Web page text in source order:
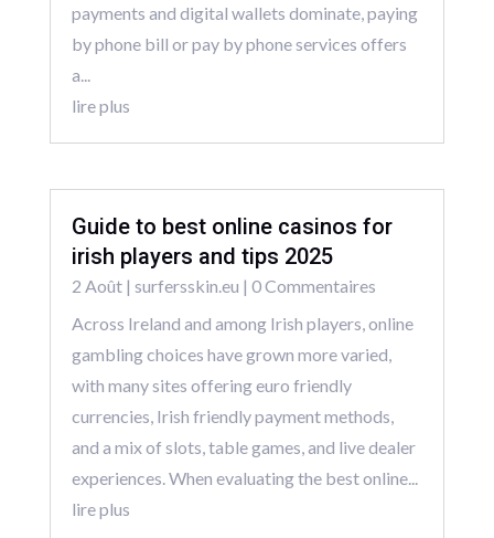
payments and digital wallets dominate, paying
by phone bill or pay by phone services offers
a...
lire plus
Guide to best online casinos for
irish players and tips 2025
2 Août| surfersskin.eu | 0 Commentaires
Across Ireland and among Irish players, online
gambling choices have grown more varied,
with many sites offering euro friendly
currencies, Irish friendly payment methods,
and a mix of slots, table games, and live dealer
experiences. When evaluating the best online...
lire plus